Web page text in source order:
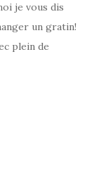
je vous dis
un gratin!
plein de